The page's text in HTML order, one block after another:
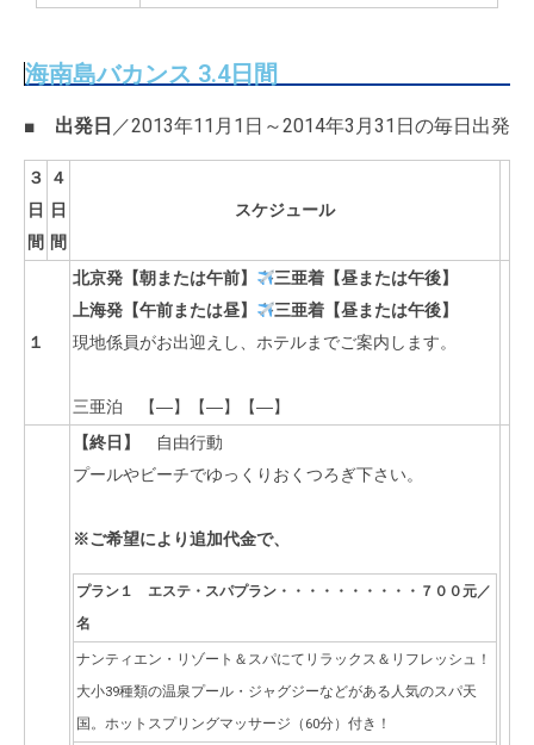
海南島バカンス 3.4日間
■ 出発日 ／2013年11月1日～2014年3月31日の毎日出発
３
日
間
４
日
間
スケジュール
１
北京発【朝または午前】 三亜着【昼または午後】
上海発【午前または昼】 三亜着【昼または午後】
現地係員がお出迎えし、ホテルまでご案内します。
三亜泊 【―】【―】【―】
【終日】
自由行動
プールやビーチでゆっくりおくつろぎ下さい。
※ご希望により追加代金で、
プラン１
エステ・スパプラン・・・・・・・・・・７００元／
名
ナンティエン・リゾート＆スパにてリラックス＆リフレッシュ！
大小39種類の温泉プール・ジャグジーなどがある人気のスパ天
国。ホットスプリングマッサージ（60分）付き！